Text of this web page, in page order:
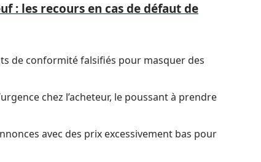
: les recours en cas de défaut de
de conformité falsifiés pour masquer des
chez l’acheteur, le poussant à prendre
avec des prix excessivement bas pour